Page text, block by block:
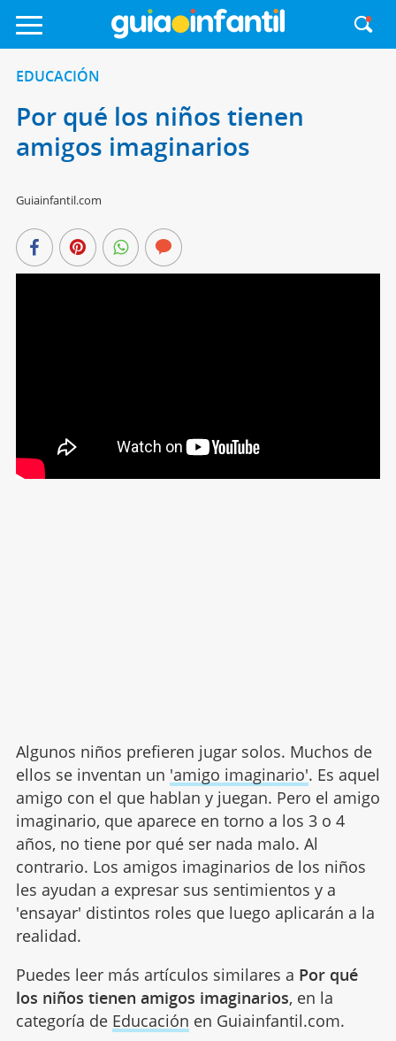
EDUCACIÓN
Por qué los niños tienen
amigos imaginarios
Guiainfantil.com
Algunos niños prefieren jugar solos. Muchos de
ellos se inventan un 'amigo imaginario'. Es aquel
amigo con el que hablan y juegan. Pero el amigo
imaginario, que aparece en torno a los 3 o 4
años, no tiene por qué ser nada malo. Al
contrario. Los amigos imaginarios de los niños
les ayudan a expresar sus sentimientos y a
'ensayar' distintos roles que luego aplicarán a la
realidad.
Puedes leer más artículos similares a Por qué
los niños tienen amigos imaginarios, en la
categoría de Educación en Guiainfantil.com.